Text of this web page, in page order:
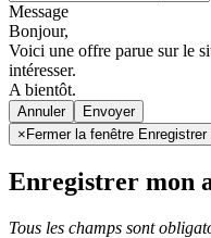
Message
Bonjour,
Voici une offre parue sur le
intéresser.
A bientôt.
Annuler
× Fermer la fenêtre
Enregistrer mon
Tous les champs sont